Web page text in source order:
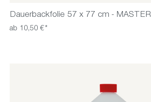
Dauerbackfolie 57 x 77 cm - MASTER
ab 10,50 €*